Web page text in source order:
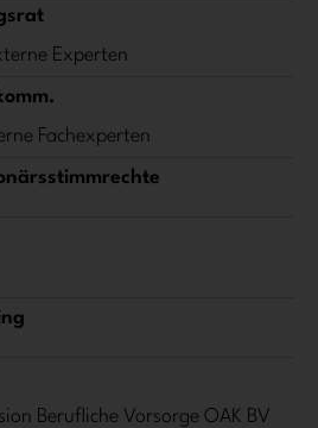
Experten
Fachexperten
Berufliche Vorsorge OAK BV